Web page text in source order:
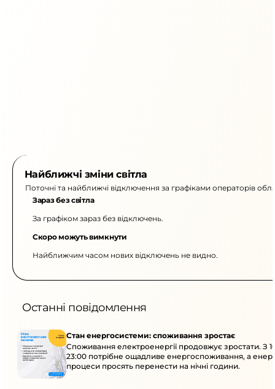
Найближчі зміни світла
Поточні та найближчі відключення за графіками операторів
Зараз без світла
За графіком зараз без відключень.
Скоро можуть вимкнути
Найближчим часом нових відключень не видно.
Останні повідомлення
Стан енергосистеми: споживання зростає
Споживання електроенергії продовжує зростати. З
23:00 потрібне ощадливе енергоспоживання, а
процеси просять перенести на нічні години.